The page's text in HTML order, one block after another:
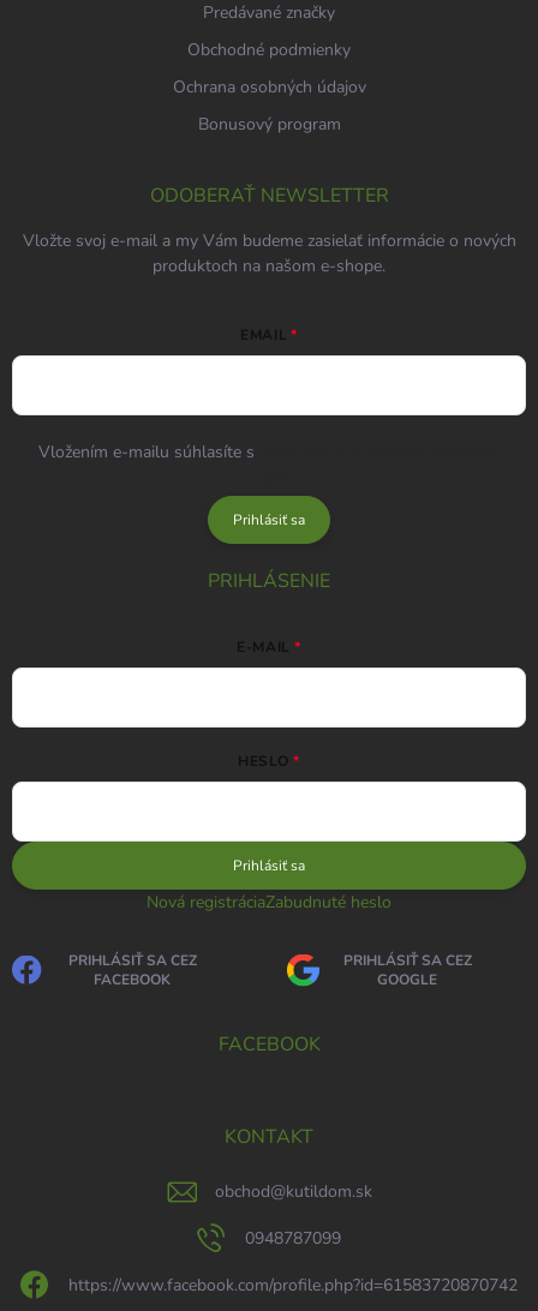
Predávané značky
Obchodné podmienky
Ochrana osobných údajov
Bonusový program
ODOBERAŤ NEWSLETTER
Vložte svoj e-mail a my Vám budeme zasielať informácie o nových
produktoch na našom e-shope.
EMAIL
Vložením e-mailu súhlasíte s
Prihlásiť sa
PRIHLÁSENIE
E-MAIL
HESLO
Prihlásiť sa
Nová registráciaZabudnuté heslo
PRIHLÁSIŤ SA CEZ
FACEBOOK
PRIHLÁSIŤ SA CEZ
GOOGLE
FACEBOOK
KONTAKT
obchod@kutildom.sk
0948787099
https://www.facebook.com/profile.php?id=61583720870742